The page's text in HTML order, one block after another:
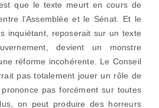
que le texte meurt en cours de
l’Assemblée et le Sénat. Et le
inquiétant, reposerait sur un texte
devient un monstre
réforme incohérente. Le Conseil
pas totalement jouer un rôle de
pas forcément sur toutes
on peut produire des horreurs